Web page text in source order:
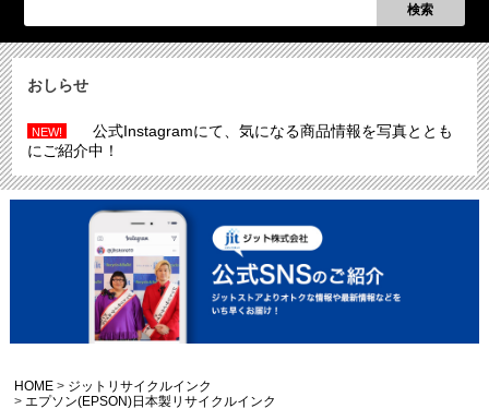
検索
おしらせ
NEW!
公式Instagramにて、気になる商品情報を写真ととも
にご紹介中！
HOME
ジットリサイクルインク
エプソン(EPSON)日本製リサイクルインク